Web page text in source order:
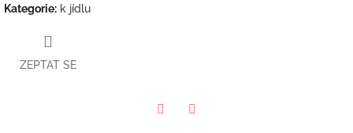
Kategorie: k jídlu
ZEPTAT SE